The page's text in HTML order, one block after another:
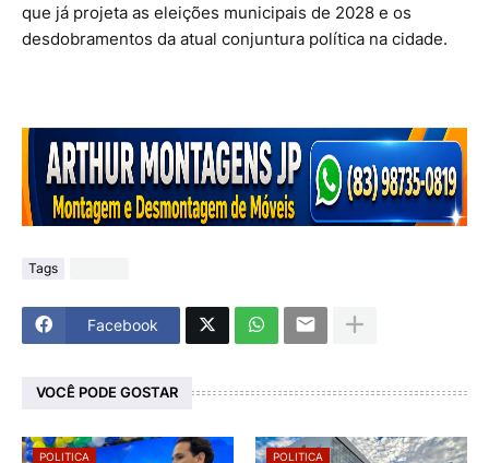
que já projeta as eleições municipais de 2028 e os
desdobramentos da atual conjuntura política na cidade.
Tags
Facebook
VOCÊ PODE GOSTAR
POLITICA POLITICA